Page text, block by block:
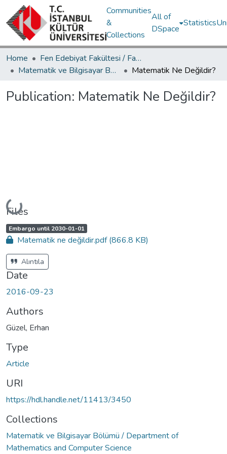
Communities
&
Collections
All of
DSpace
Statistics
Home
Fen Edebiyat Fakültesi / Faculty of Letters and Sciences
Matematik ve Bilgisayar Bölümü / Department of Mathematics and Computer Science
Matematik Ne Değildir?
Publication: Matematik Ne Değildir?
Loading...
Files
A
c
c
e
s
s
s
t
a
u
s
Embargo until 2030-01-01,
Matematik ne değildir.pdf(866.8 KB)
Alıntıla
Date
2016-09-23
Authors
Güzel, Erhan
Type
Article
URI
https://hdl.handle.net/11413/3450
Collections
Matematik ve Bilgisayar Bölümü / Department of
Mathematics and Computer Science